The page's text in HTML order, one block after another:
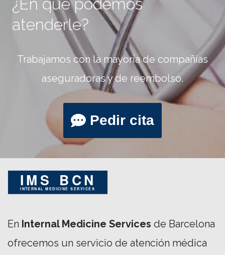
atenderle?
Trabajamos con la mayoría de compañías
aseguradoras y de reembolso.
Pedir cita
En Internal Medicine Services de Barcelona
ofrecemos un servicio de atención médica